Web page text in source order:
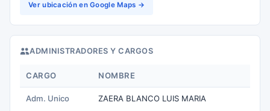
Ver ubicación en Google Maps →
ADMINISTRADORES Y CARGOS
CARGO NOMBRE
Adm. Unico ZAERA BLANCO LUIS MARIA